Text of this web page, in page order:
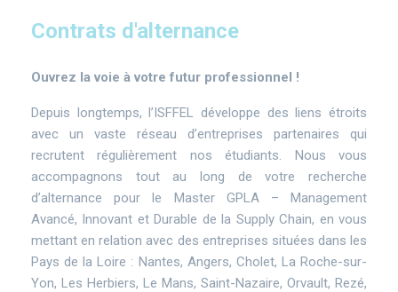
Contrats d'alternance
Contrats
Ouvrez la voie à votre futur professionnel !
Depuis longtemps, l’ISFFEL développe des liens étroits
avec un vaste réseau d’entreprises partenaires qui
recrutent régulièrement nos étudiants. Nous vous
accompagnons tout au long de votre recherche
d’alternance pour le Master GPLA – Management
Avancé, Innovant et Durable de la Supply Chain, en vous
mettant en relation avec des entreprises situées dans les
Pays de la Loire : Nantes, Angers, Cholet, La Roche-sur-
Yon, Les Herbiers, Le Mans, Saint-Nazaire, Orvault, Rezé,